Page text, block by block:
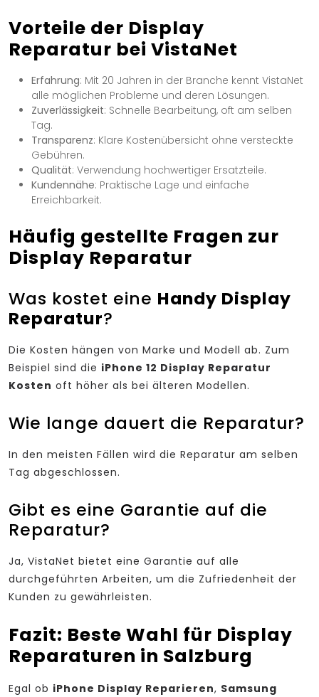
Vorteile der Display
Reparatur bei VistaNet
Erfahrung: Mit 20 Jahren in der Branche kennt VistaNet
alle möglichen Probleme und deren Lösungen.
Zuverlässigkeit: Schnelle Bearbeitung, oft am selben
Tag.
Transparenz: Klare Kostenübersicht ohne versteckte
Gebühren.
Qualität: Verwendung hochwertiger Ersatzteile.
Kundennähe: Praktische Lage und einfache
Erreichbarkeit.
Häufig gestellte Fragen zur
Display Reparatur
Was kostet eine Handy Display
Reparatur?
Die Kosten hängen von Marke und Modell ab. Zum
Beispiel sind die iPhone 12 Display Reparatur
Kosten oft höher als bei älteren Modellen.
Wie lange dauert die Reparatur?
In den meisten Fällen wird die Reparatur am selben
Tag abgeschlossen.
Gibt es eine Garantie auf die
Reparatur?
Ja, VistaNet bietet eine Garantie auf alle
durchgeführten Arbeiten, um die Zufriedenheit der
Kunden zu gewährleisten.
Fazit: Beste Wahl für Display
Reparaturen in Salzburg
Egal ob iPhone Display Reparieren, Samsung